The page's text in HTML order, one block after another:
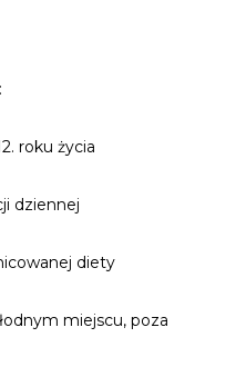
roku życia
dziennej
diety
miejscu, poza